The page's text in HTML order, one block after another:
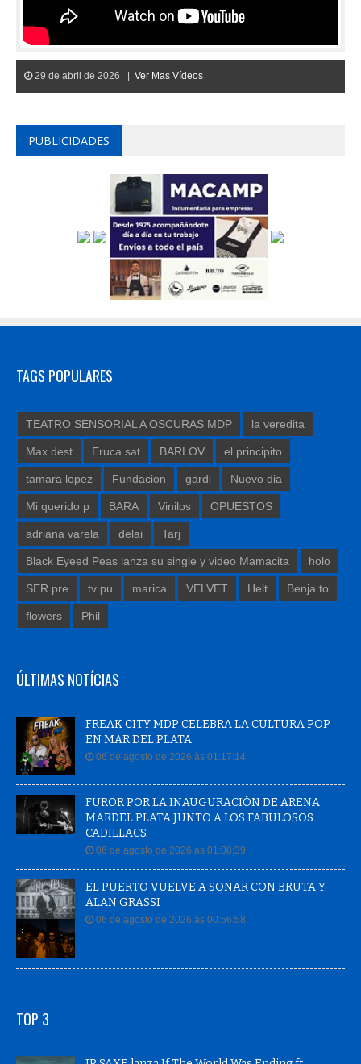
29 de abril de 2026 | Ver Mas Vídeos
PUBLICIDADES
TAGS POPULARES
TEATRO SENSORIAL A OSCURAS MDP la veredita
Max dest Eruca sat BARLOV el principito
tamara lopez Fundacion gardi Nuevo dia
Mi querido p BARA Vinilos OPUESTOS
adriana varela delai Tarj
Black Eyeed Peas lanza su single y video Mamacita holo
SER pre tv pu marica VELVET Helt Benja to
flowers Phil
ÚLTIMAS NOTÍCIAS
FREAK CITY MDP CELEBRA LA CULTURA POP
EN MAR DEL PLATA
06 de agosto de 2026 às 01:17:14
FUROR POR LA INAUGURACIÓN DE ARENA
MARDEL PLATA JUNTO A LOS FABULOSOS
CADILLACS.
06 de agosto de 2026 às 01:08:39
EL PUERTO VUELVE A SONAR CON BRUTA Y
ALAN GRASSI
06 de agosto de 2026 às 00:56:58
TOP 3